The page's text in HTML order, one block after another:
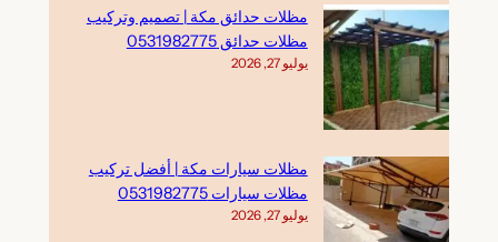
مظلات حدائق مكة | تصميم وتركيب
مظلات حدائق 0531982775
يوليو 27, 2026
مظلات سيارات مكة | أفضل تركيب
مظلات سيارات 0531982775
يوليو 27, 2026